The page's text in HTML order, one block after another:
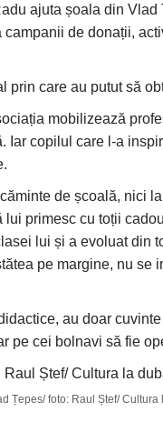
ajuta șoala din
de donații,
prin care au putut să
mobilizează
copilul care l-a
de școală, nici
primesc cu toții
lui și a evoluat din
pe margine, nu se
au doar
pe cei bolnavi să fie
Țepes/ foto: Raul Ștef/ Cultura